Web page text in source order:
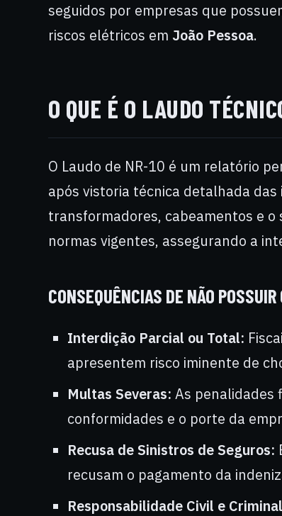
seguidos por empresas que
riscos elétricos em João Pessoa.
O QUE É O LAUDO
O Laudo de NR-10 é um relatório
após vistoria técnica detalhada
transformadores, cabeamentos e
normas vigentes, assegurando a
CONSEQUÊNCIAS DE NÃO
Interdição Parcial ou Total:
apresentem risco iminente de
Multas Severas: As penalidades
conformidades e o porte da
Recusa de Sinistros de Seguros:
recusam o pagamento da
Responsabilidade Civil e